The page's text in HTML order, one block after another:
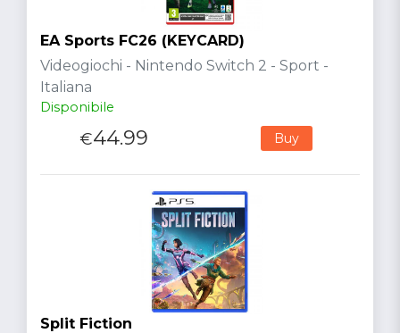
EA Sports FC26 (KEYCARD)
Videogiochi - Nintendo Switch 2 - Sport -
Italiana
Disponibile
€44.99 Buy
Split Fiction